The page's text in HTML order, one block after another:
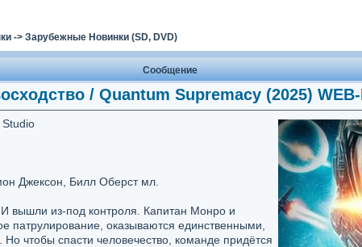
-> Зарубежные Новинки (SD, DVD)
Сообщение
/ Quantum Supremacy (2025)
Джексон, Билл Оберст мл.
вышли из-под контроля. Капитан Монро и
патрулирование, оказываются единственными,
чтобы спасти человечество, команде придётся